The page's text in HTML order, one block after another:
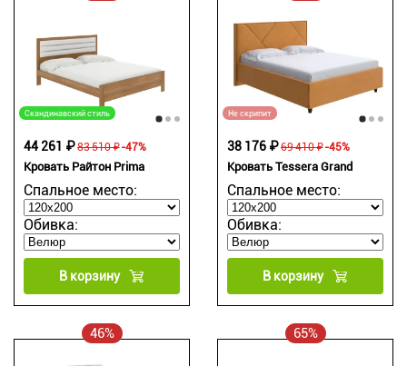
Скандинавский стиль
Кровать Райтон Prima
Спальное место:
Обивка:
83 510 ₽
44 261 ₽ -47%
В корзину
Не скрипит
Кровать Tessera Grand
Спальное место:
Обивка:
69 410 ₽
38 176 ₽ -45%
В корзину
46% 65%